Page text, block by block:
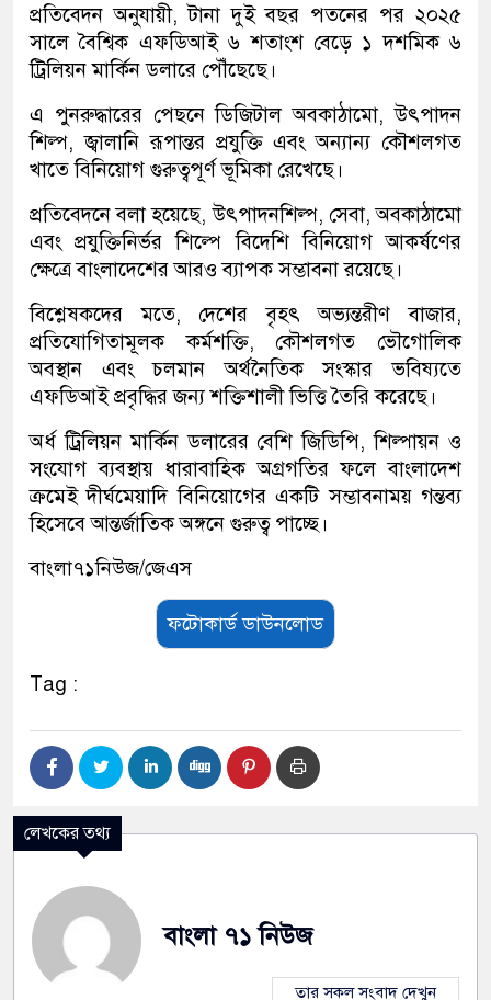
প্রতিবেদন অনুযায়ী, টানা দুই বছর পতনের পর ২০২৫
সালে বৈশ্বিক এফডিআই ৬ শতাংশ বেড়ে ১ দশমিক ৬
ট্রিলিয়ন মার্কিন ডলারে পৌঁছেছে।
এ পুনরুদ্ধারের পেছনে ডিজিটাল অবকাঠামো, উৎপাদন
শিল্প, জ্বালানি রূপান্তর প্রযুক্তি এবং অন্যান্য কৌশলগত
খাতে বিনিয়োগ গুরুত্বপূর্ণ ভূমিকা রেখেছে।
প্রতিবেদনে বলা হয়েছে, উৎপাদনশিল্প, সেবা, অবকাঠামো
এবং প্রযুক্তিনির্ভর শিল্পে বিদেশি বিনিয়োগ আকর্ষণের
ক্ষেত্রে বাংলাদেশের আরও ব্যাপক সম্ভাবনা রয়েছে।
বিশ্লেষকদের মতে, দেশের বৃহৎ অভ্যন্তরীণ বাজার,
প্রতিযোগিতামূলক কর্মশক্তি, কৌশলগত ভৌগোলিক
অবস্থান এবং চলমান অর্থনৈতিক সংস্কার ভবিষ্যতে
এফডিআই প্রবৃদ্ধির জন্য শক্তিশালী ভিত্তি তৈরি করেছে।
অর্ধ ট্রিলিয়ন মার্কিন ডলারের বেশি জিডিপি, শিল্পায়ন ও
সংযোগ ব্যবস্থায় ধারাবাহিক অগ্রগতির ফলে বাংলাদেশ
ক্রমেই দীর্ঘমেয়াদি বিনিয়োগের একটি সম্ভাবনাময় গন্তব্য
হিসেবে আন্তর্জাতিক অঙ্গনে গুরুত্ব পাচ্ছে।
বাংলা৭১নিউজ/জেএস
ফটোকার্ড ডাউনলোড
Tag :
লেখকের তথ্য
বাংলা ৭১ নিউজ
তার সকল সংবাদ দেখুন